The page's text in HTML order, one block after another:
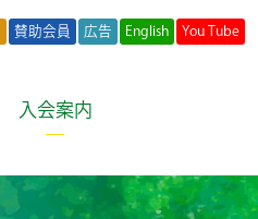
賛助会員 広告 English You Tube
入会案内